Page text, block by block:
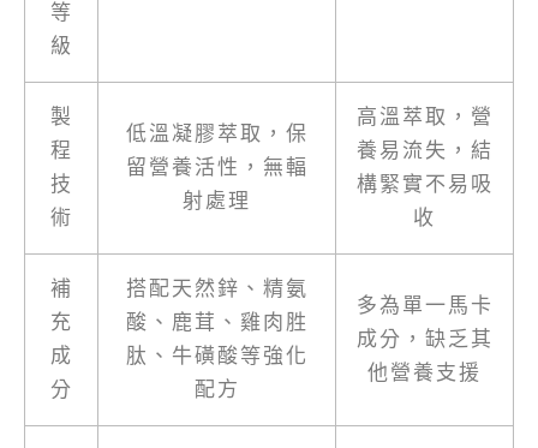
等
級
製
程
技
術
低溫凝膠萃取，保
留營養活性，無輻
射處理
高溫萃取，營
養易流失，結
構緊實不易吸
收
補
充
成
分
搭配天然鋅、精氨
酸、鹿茸、雞肉胜
肽、牛磺酸等強化
配方
多為單一馬卡
成分，缺乏其
他營養支援